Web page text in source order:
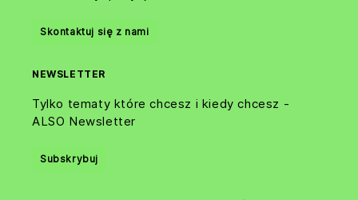
Skontaktuj się z nami
NEWSLETTER
Tylko tematy które chcesz i kiedy chcesz -
ALSO Newsletter
Subskrybuj